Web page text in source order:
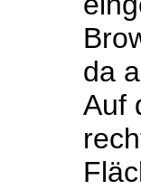
da
Auf